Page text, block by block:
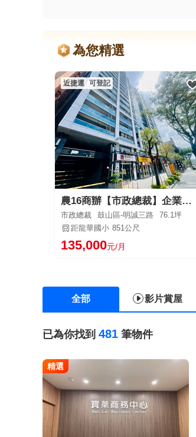
為您精選
近捷運 可登記
農16商辦【市政總裁】企業總部首選+雙車
市政總裁 鼓山區-明誠三路
76.1坪
距龍華國小 851公尺
135,000元/月
全部 影片賞屋
已為你找到 481 筆物件
精選